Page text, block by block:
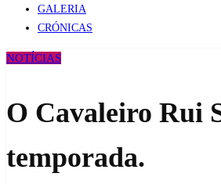
GALERIA
CRÓNICAS
NOTÍCIAS
O Cavaleiro Rui
temporada.